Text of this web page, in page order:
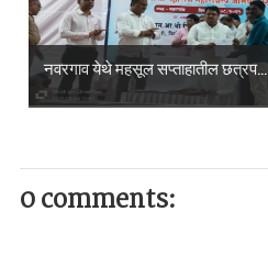
नवरगाव येथे महसूल सप्ताहातील छत्रप...
0 comments: